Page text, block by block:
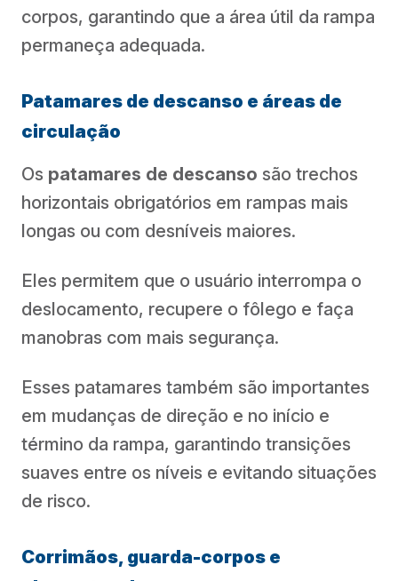
corpos, garantindo que a área útil da rampa
permaneça adequada.
Patamares de descanso e áreas de
circulação
Os patamares de descanso são trechos
horizontais obrigatórios em rampas mais
longas ou com desníveis maiores.
Eles permitem que o usuário interrompa o
deslocamento, recupere o fôlego e faça
manobras com mais segurança.
Esses patamares também são importantes
em mudanças de direção e no início e
término da rampa, garantindo transições
suaves entre os níveis e evitando situações
de risco.
Corrimãos, guarda-corpos e